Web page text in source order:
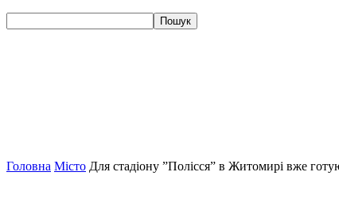
Головна Місто Для стадіону ”Полісся” в Житомирі вже